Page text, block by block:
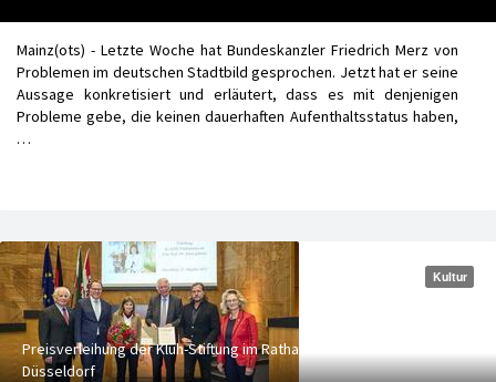
Mainz(ots) - Letzte Woche hat Bundeskanzler Friedrich Merz von
Problemen im deutschen Stadtbild gesprochen. Jetzt hat er seine
Aussage konkretisiert und erläutert, dass es mit denjenigen
Probleme gebe, die keinen dauerhaften Aufenthaltsstatus haben,
…
Kultur
Preisverleihung der Klüh-Stiftung im Rathaus
Düsseldorf